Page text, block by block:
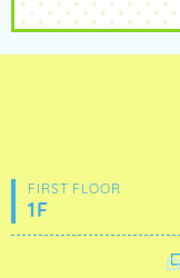
FIRST FLOOR
1F